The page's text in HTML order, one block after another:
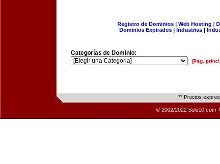
Registro de Dominios| Web Hosting |
Dominios Expirados | Industrias |
Categorías de Dominio:
[Pág.
** Precios
© 2002/2022 Solo10.com